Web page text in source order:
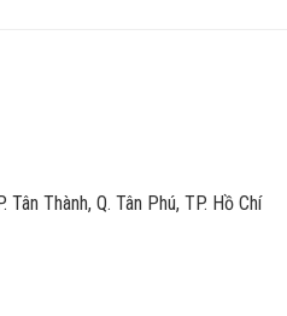
Tân Thành, Q. Tân Phú, TP. Hồ Chí